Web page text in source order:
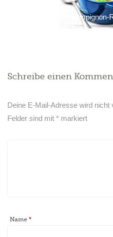
Schreibe einen
Deine E-Mail-Adresse wird nicht
Felder sind mit* markiert
Name*